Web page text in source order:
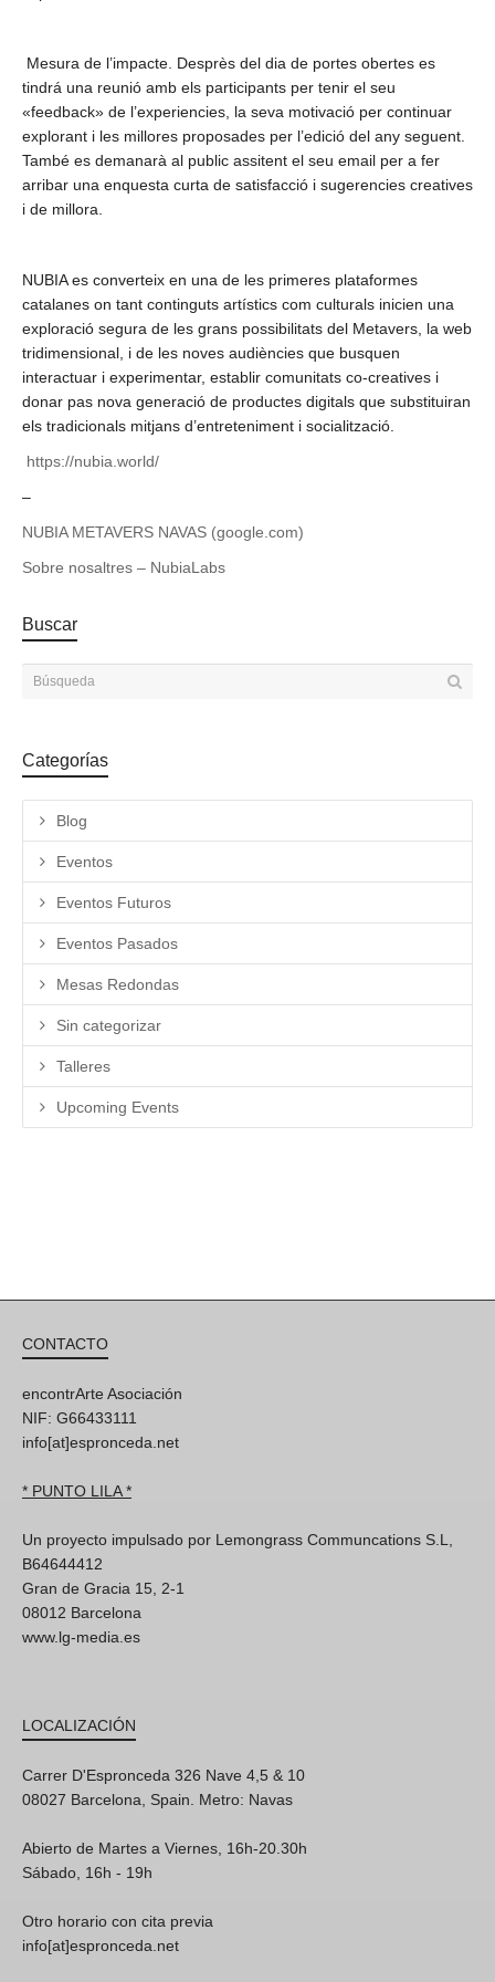
Mesura de l’impacte. Desprès del dia de portes obertes es
tindrá una reunió amb els participants per tenir el seu
«feedback» de l’experiencies, la seva motivació per continuar
explorant i les millores proposades per l’edició del any seguent.
També es demanarà al public assitent el seu email per a fer
arribar una enquesta curta de satisfacció i sugerencies creatives
i de millora.
NUBIA es converteix en una de les primeres plataformes
catalanes on tant continguts artístics com culturals inicien una
exploració segura de les grans possibilitats del Metavers, la web
tridimensional, i de les noves audiències que busquen
interactuar i experimentar, establir comunitats co-creatives i
donar pas nova generació de productes digitals que substituiran
els tradicionals mitjans d’entreteniment i socialització.
https://nubia.world/
–
NUBIA METAVERS NAVAS (google.com)
Sobre nosaltres – NubiaLabs
Buscar
Categorías
Blog
Eventos
Eventos Futuros
Eventos Pasados
Mesas Redondas
Sin categorizar
Talleres
Upcoming Events
CONTACTO
encontrArte Asociación
NIF: G66433111
info[at]espronceda.net
* PUNTO LILA *
Un proyecto impulsado por Lemongrass Communcations S.L,
B64644412
Gran de Gracia 15, 2-1
08012 Barcelona
www.lg-media.es
LOCALIZACIÓN
Carrer D'Espronceda 326 Nave 4,5 & 10
08027 Barcelona, Spain. Metro: Navas
Abierto de Martes a Viernes, 16h-20.30h
Sábado, 16h - 19h
Otro horario con cita previa
info[at]espronceda.net